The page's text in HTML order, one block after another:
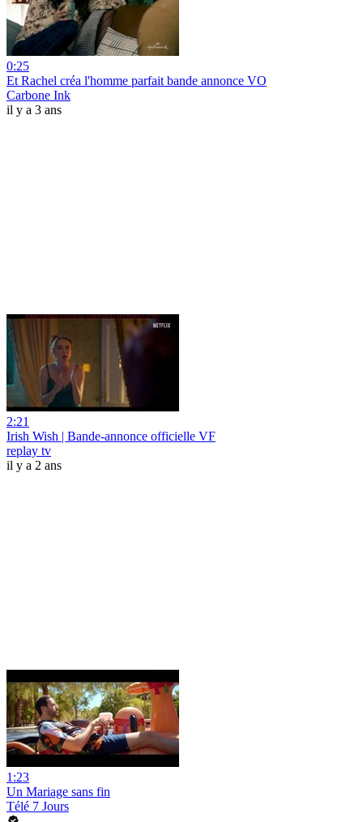
0:25
Et Rachel créa l'homme parfait bande annonce VO
Carbone Ink
il y a 3 ans
2:21
Irish Wish | Bande-annonce officielle VF
replay tv
il y a 2 ans
1:23
Un Mariage sans fin
Télé 7 Jours